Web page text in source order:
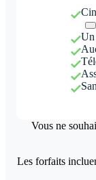
Un
Vous ne
Les forfaits